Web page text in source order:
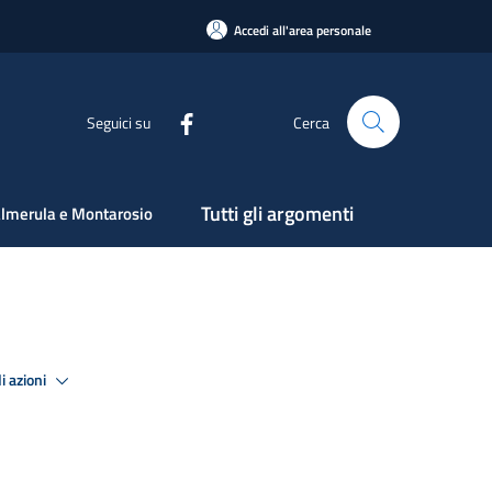
Accedi all'area personale
Seguici su Cerca
e Montarosio Tutti gli argomenti
azioni